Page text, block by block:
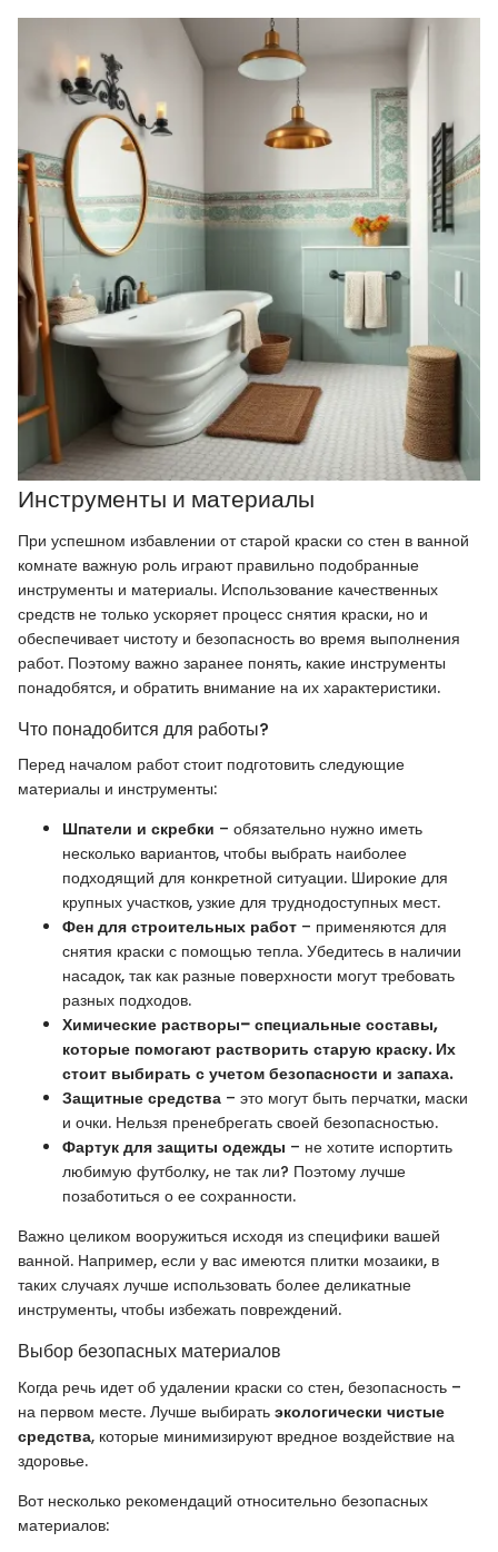
Инструменты и материалы
При успешном избавлении от старой краски со стен в ванной
комнате важную роль играют правильно подобранные
инструменты и материалы. Использование качественных
средств не только ускоряет процесс снятия краски, но и
обеспечивает чистоту и безопасность во время выполнения
работ. Поэтому важно заранее понять, какие инструменты
понадобятся, и обратить внимание на их характеристики.
Что понадобится для работы?
Перед началом работ стоит подготовить следующие
материалы и инструменты:
Шпатели и скребки – обязательно нужно иметь
несколько вариантов, чтобы выбрать наиболее
подходящий для конкретной ситуации. Широкие для
крупных участков, узкие для труднодоступных мест.
Фен для строительных работ – применяются для
снятия краски с помощью тепла. Убедитесь в наличии
насадок, так как разные поверхности могут требовать
разных подходов.
Химические растворы– специальные составы,
которые помогают растворить старую краску. Их
стоит выбирать с учетом безопасности и запаха.
Защитные средства – это могут быть перчатки, маски
и очки. Нельзя пренебрегать своей безопасностью.
Фартук для защиты одежды – не хотите испортить
любимую футболку, не так ли? Поэтому лучше
позаботиться о ее сохранности.
Важно целиком вооружиться исходя из специфики вашей
ванной. Например, если у вас имеются плитки мозаики, в
таких случаях лучше использовать более деликатные
инструменты, чтобы избежать повреждений.
Выбор безопасных материалов
Когда речь идет об удалении краски со стен, безопасность –
на первом месте. Лучше выбирать экологически чистые
средства, которые минимизируют вредное воздействие на
здоровье.
Вот несколько рекомендаций относительно безопасных
материалов: